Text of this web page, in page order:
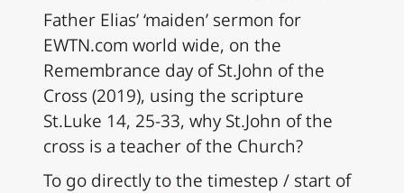
Father Elias’ ‘maiden’ sermon for
EWTN.com world wide, on the
Remembrance day of St.John of the
Cross (2019), using the scripture
St.Luke 14, 25-33, why St.John of the
cross is a teacher of the Church?
To go directly to the timestep / start of